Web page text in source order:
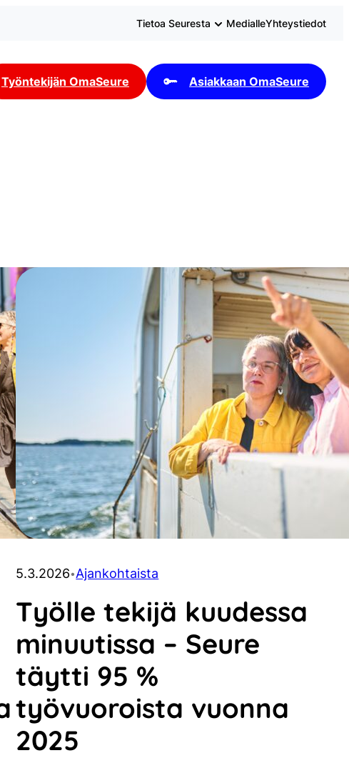
Tietoa Seuresta MedialleYhteystiedot
Työntekijän OmaSeure Asiakkaan OmaSeure
5.3.2026•Ajankohtaista
Työlle tekijä kuudessa
minuutissa – Seure
täytti 95 %
työvuoroista vuonna
2025